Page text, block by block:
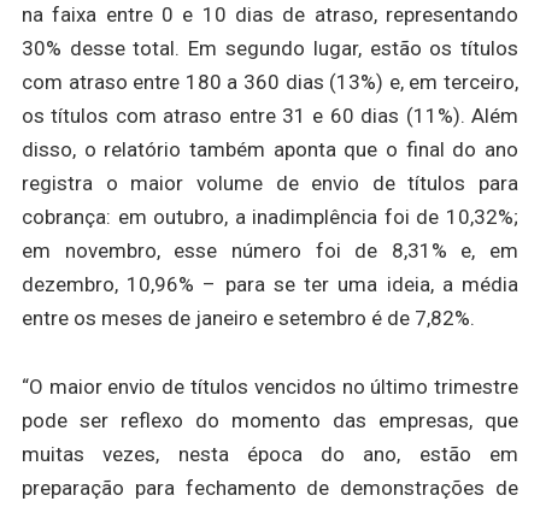
na faixa entre 0 e 10 dias de atraso, representando
30% desse total. Em segundo lugar, estão os títulos
com atraso entre 180 a 360 dias (13%) e, em terceiro,
os títulos com atraso entre 31 e 60 dias (11%). Além
disso, o relatório também aponta que o final do ano
registra o maior volume de envio de títulos para
cobrança: em outubro, a inadimplência foi de 10,32%;
em novembro, esse número foi de 8,31% e, em
dezembro, 10,96% – para se ter uma ideia, a média
entre os meses de janeiro e setembro é de 7,82%.
“O maior envio de títulos vencidos no último trimestre
pode ser reflexo do momento das empresas, que
muitas vezes, nesta época do ano, estão em
preparação para fechamento de demonstrações de